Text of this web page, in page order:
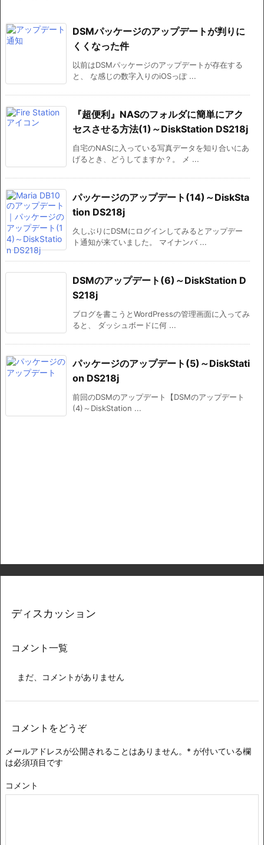
DSMパッケージのアップデートが判りに
くくなった件
以前はDSMパッケージのアップデートが存在する
と、 な感じの数字入りのiOSっぽ ...
『超便利』NASのフォルダに簡単にアク
セスさせる方法(1)～DiskStation DS218j
自宅のNASに入っている写真データを知り合いにあ
げるとき、どうしてますか？。 メ ...
パッケージのアップデート(14)～DiskSta
tion DS218j
久しぶりにDSMにログインしてみるとアップデー
ト通知が来ていました。 マイナンバ ...
DSMのアップデート(6)～DiskStation D
S218j
ブログを書こうとWordPressの管理画面に入ってみ
ると、 ダッシュボードに何 ...
パッケージのアップデート(5)～DiskStati
on DS218j
前回のDSMのアップデート【DSMのアップデート
(4)～DiskStation ...
ディスカッション
コメント一覧
まだ、コメントがありません
コメントをどうぞ
メールアドレスが公開されることはありません。 * が付いている欄
は必須項目です
コメント